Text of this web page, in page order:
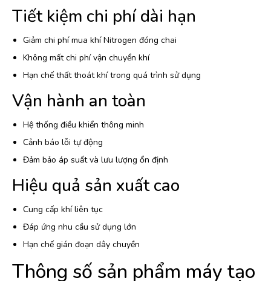
Tiết kiệm chi phí dài hạn
Giảm chi phí mua khí Nitrogen đóng chai
Không mất chi phí vận chuyển khí
Hạn chế thất thoát khí trong quá trình sử dụng
Vận hành an toàn
Hệ thống điều khiển thông minh
Cảnh báo lỗi tự động
Đảm bảo áp suất và lưu lượng ổn định
Hiệu quả sản xuất cao
Cung cấp khí liên tục
Đáp ứng nhu cầu sử dụng lớn
Hạn chế gián đoạn dây chuyền
Thông số sản phẩm máy tạo